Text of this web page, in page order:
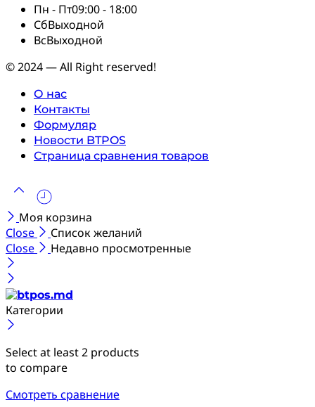
Пн - Пт09:00 - 18:00
СбВыходной
ВсВыходной
© 2024 — All Right reserved!
О нас
Контакты
Формуляр
Новости BTPOS
Страница сравнения товаров
Моя корзина
Close
Список желаний
Close
Недавно просмотренные
Категории
Select at least 2 products
to compare
Смотреть сравнение